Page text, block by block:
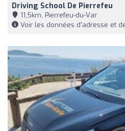
Driving School De Pierrefeu
11,5km, Pierrefeu-du-Var
Voir les données d'adresse et